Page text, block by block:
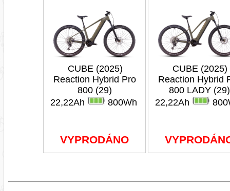
CUBE (2025)
Reaction Hybrid Pro
800 (29)
22,22Ah
800Wh
VYPRODÁNO
CUBE (2025)
Reaction Hybrid
800 LADY (29)
22,22Ah